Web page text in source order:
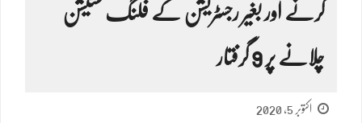
کرنے اور بغیر رجسٹریشن کے فلنگ سٹیشن
چلانے پر 9 گرفتار
اکتوبر 5, 2020